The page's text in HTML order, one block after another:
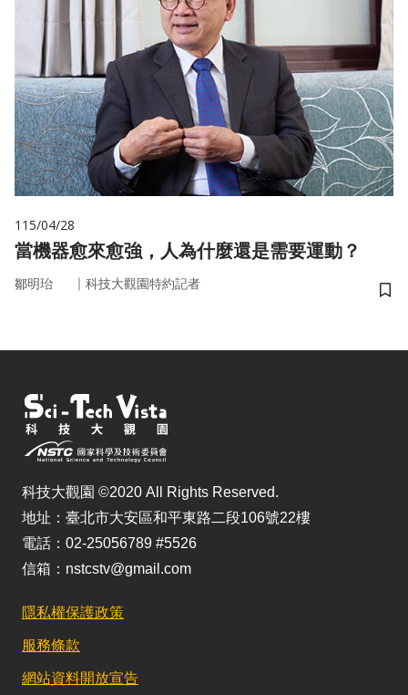
115/04/28
當機器愈來愈強，人為什麼還是需要運動？
鄒明珆 ｜ 科技大觀園特約記者
儲
科技大觀園 ©2020 All Rights Reserved.
地址：臺北市大安區和平東路二段106號22樓
電話：02-25056789 #5526
信箱：nstcstv@gmail.com
隱私權保護政策
服務條款
網站資料開放宣告